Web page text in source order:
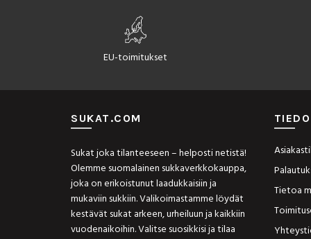
EU-toimitukset
SUKAT.COM
Sukat joka tilanteeseen – helposti netistä!
Olemme suomalainen sukkaverkkokauppa,
joka on erikoistunut laadukkaisiin ja
mukaviin sukkiin. Valikoimastamme löydät
kestävät sukat arkeen, urheiluun ja kaikkiin
vuodenaikoihin. Valitse suosikkisi ja tilaa
Tietoa